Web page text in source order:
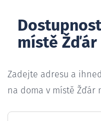
místě Žďár
Zadejte adresu a
na doma v místě Žďár